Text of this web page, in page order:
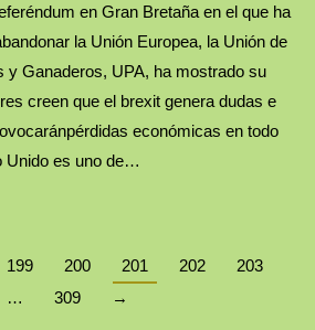
en Gran Bretaña en el que ha
la Unión Europea, la Unión de
y Ganaderos, UPA, ha mostrado su
creen que el brexit genera dudas e
económicas en todo
Unido es uno de…
199 200 201 202
203
…
309 →